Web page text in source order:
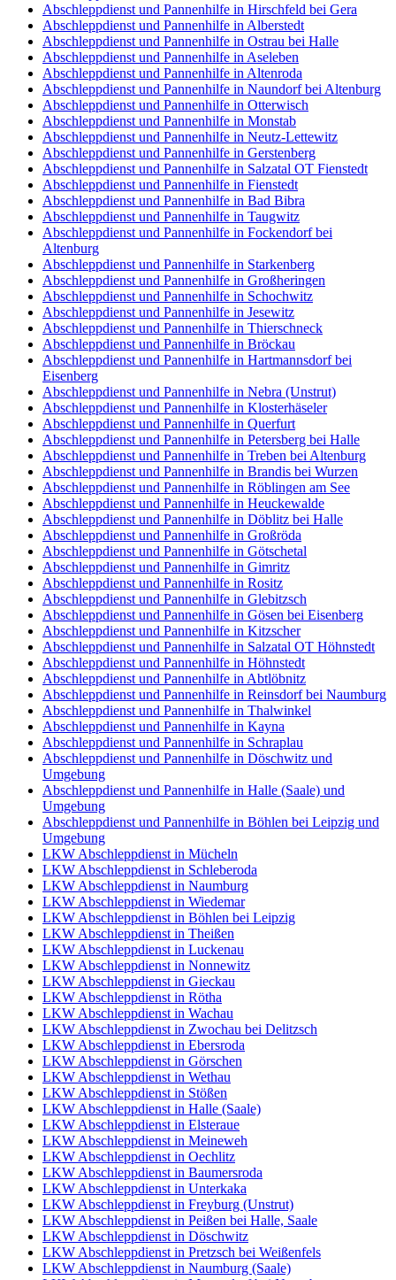
Abschleppdienst und Pannenhilfe in Hirschfeld bei Gera
Abschleppdienst und Pannenhilfe in Alberstedt
Abschleppdienst und Pannenhilfe in Ostrau bei Halle
Abschleppdienst und Pannenhilfe in Aseleben
Abschleppdienst und Pannenhilfe in Altenroda
Abschleppdienst und Pannenhilfe in Naundorf bei Altenburg
Abschleppdienst und Pannenhilfe in Otterwisch
Abschleppdienst und Pannenhilfe in Monstab
Abschleppdienst und Pannenhilfe in Neutz-Lettewitz
Abschleppdienst und Pannenhilfe in Gerstenberg
Abschleppdienst und Pannenhilfe in Salzatal OT Fienstedt
Abschleppdienst und Pannenhilfe in Fienstedt
Abschleppdienst und Pannenhilfe in Bad Bibra
Abschleppdienst und Pannenhilfe in Taugwitz
Abschleppdienst und Pannenhilfe in Fockendorf bei
Altenburg
Abschleppdienst und Pannenhilfe in Starkenberg
Abschleppdienst und Pannenhilfe in Großheringen
Abschleppdienst und Pannenhilfe in Schochwitz
Abschleppdienst und Pannenhilfe in Jesewitz
Abschleppdienst und Pannenhilfe in Thierschneck
Abschleppdienst und Pannenhilfe in Bröckau
Abschleppdienst und Pannenhilfe in Hartmannsdorf bei
Eisenberg
Abschleppdienst und Pannenhilfe in Nebra (Unstrut)
Abschleppdienst und Pannenhilfe in Klosterhäseler
Abschleppdienst und Pannenhilfe in Querfurt
Abschleppdienst und Pannenhilfe in Petersberg bei Halle
Abschleppdienst und Pannenhilfe in Treben bei Altenburg
Abschleppdienst und Pannenhilfe in Brandis bei Wurzen
Abschleppdienst und Pannenhilfe in Röblingen am See
Abschleppdienst und Pannenhilfe in Heuckewalde
Abschleppdienst und Pannenhilfe in Döblitz bei Halle
Abschleppdienst und Pannenhilfe in Großröda
Abschleppdienst und Pannenhilfe in Götschetal
Abschleppdienst und Pannenhilfe in Gimritz
Abschleppdienst und Pannenhilfe in Rositz
Abschleppdienst und Pannenhilfe in Glebitzsch
Abschleppdienst und Pannenhilfe in Gösen bei Eisenberg
Abschleppdienst und Pannenhilfe in Kitzscher
Abschleppdienst und Pannenhilfe in Salzatal OT Höhnstedt
Abschleppdienst und Pannenhilfe in Höhnstedt
Abschleppdienst und Pannenhilfe in Abtlöbnitz
Abschleppdienst und Pannenhilfe in Reinsdorf bei Naumburg
Abschleppdienst und Pannenhilfe in Thalwinkel
Abschleppdienst und Pannenhilfe in Kayna
Abschleppdienst und Pannenhilfe in Schraplau
Abschleppdienst und Pannenhilfe in Döschwitz und
Umgebung
Abschleppdienst und Pannenhilfe in Halle (Saale) und
Umgebung
Abschleppdienst und Pannenhilfe in Böhlen bei Leipzig und
Umgebung
LKW Abschleppdienst in Mücheln
LKW Abschleppdienst in Schleberoda
LKW Abschleppdienst in Naumburg
LKW Abschleppdienst in Wiedemar
LKW Abschleppdienst in Böhlen bei Leipzig
LKW Abschleppdienst in Theißen
LKW Abschleppdienst in Luckenau
LKW Abschleppdienst in Nonnewitz
LKW Abschleppdienst in Gieckau
LKW Abschleppdienst in Rötha
LKW Abschleppdienst in Wachau
LKW Abschleppdienst in Zwochau bei Delitzsch
LKW Abschleppdienst in Ebersroda
LKW Abschleppdienst in Görschen
LKW Abschleppdienst in Wethau
LKW Abschleppdienst in Stößen
LKW Abschleppdienst in Halle (Saale)
LKW Abschleppdienst in Elsteraue
LKW Abschleppdienst in Meineweh
LKW Abschleppdienst in Oechlitz
LKW Abschleppdienst in Baumersroda
LKW Abschleppdienst in Unterkaka
LKW Abschleppdienst in Freyburg (Unstrut)
LKW Abschleppdienst in Peißen bei Halle, Saale
LKW Abschleppdienst in Döschwitz
LKW Abschleppdienst in Pretzsch bei Weißenfels
LKW Abschleppdienst in Naumburg (Saale)